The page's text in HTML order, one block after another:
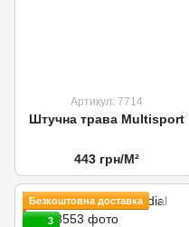
Артикул: 7714
Штучна трава Multisport
443 грн/М²
Безкоштовна доставка
3